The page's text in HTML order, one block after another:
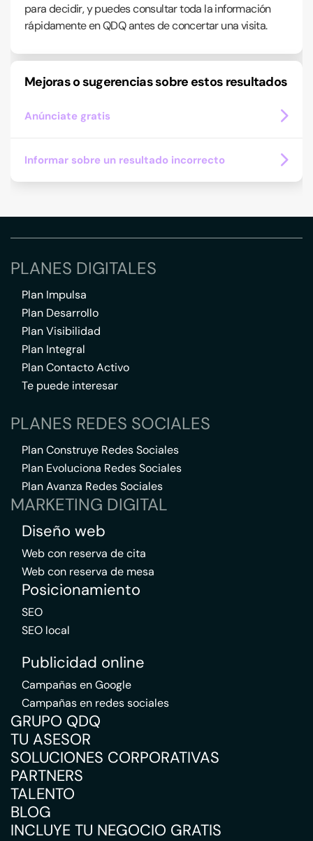
para decidir, y puedes consultar toda la información
rápidamente en QDQ antes de concertar una visita.
Mejoras o sugerencias sobre estos resultados
Anúnciate gratis
Informar sobre un resultado incorrecto
PLANES DIGITALES
Plan Impulsa
Plan Desarrollo
Plan Visibilidad
Plan Integral
Plan Contacto Activo
Te puede interesar
PLANES REDES SOCIALES
Plan Construye Redes Sociales
Plan Evoluciona Redes Sociales
Plan Avanza Redes Sociales
MARKETING DIGITAL
Diseño web
Web con reserva de cita
Web con reserva de mesa
Posicionamiento
SEO
SEO local
Publicidad online
Campañas en Google
Campañas en redes sociales
GRUPO QDQ
TU ASESOR
SOLUCIONES CORPORATIVAS
PARTNERS
TALENTO
BLOG
INCLUYE TU NEGOCIO GRATIS